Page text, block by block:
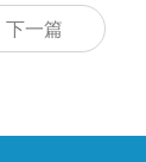
下一篇